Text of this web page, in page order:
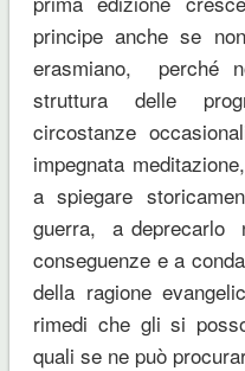
principe anche se
erasmiano, perché
struttura delle
circostanze
impegnata
a spiegare
guerra, a deprecarlo
conseguenze e a
della ragione
rimedi che gli si
quali se ne può